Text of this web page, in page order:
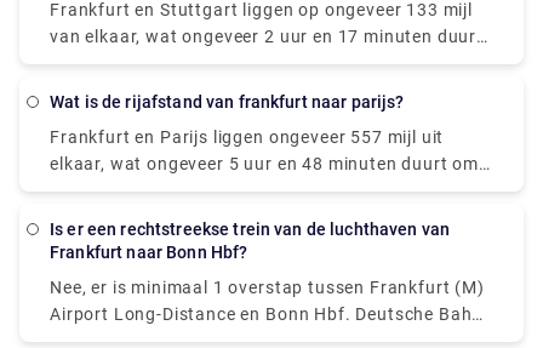
vinden tegenover Terminal 1 (Aankomstniveau) en
Terminal 2 (Niveau 2). Volgende bussen vertrekken
Frankfurt Zuid 62 naar Schwanheim "AIRliner" naar
Darmstadt
Frankfurt en Stuttgart liggen op ongeveer 133 mijl
van elkaar, wat ongeveer 2 uur en 17 minuten duurt
via de A5 met de auto.
Wat is de rijafstand van frankfurt naar parijs?
Frankfurt en Parijs liggen ongeveer 557 mijl uit
elkaar, wat ongeveer 5 uur en 48 minuten duurt om
met de auto te bereiken.
Is er een rechtstreekse trein van de luchthaven van
Frankfurt naar Bonn Hbf?
Nee, er is minimaal 1 overstap tussen Frankfurt (M)
Airport Long-Distance en Bonn Hbf. Deutsche Bahn
Intercity-Express rijdt elk uur een trein van